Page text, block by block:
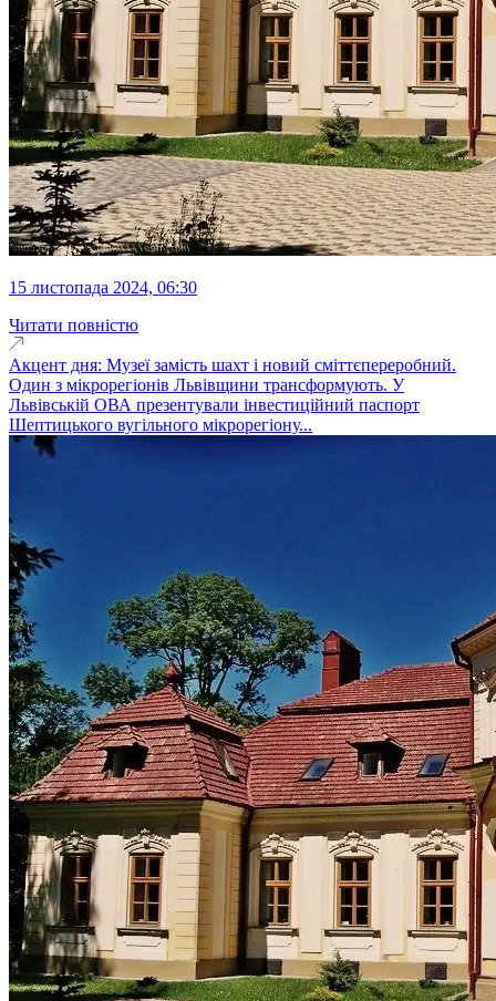
15 листопада 2024, 06:30
Читати повністю
Акцент дня: Музеї замість шахт і новий сміттєпереробний.
Один з мікрорегіонів Львівщини трансформують. У
Львівській ОВА презентували інвестиційний паспорт
Шептицького вугільного мікрорегіону...